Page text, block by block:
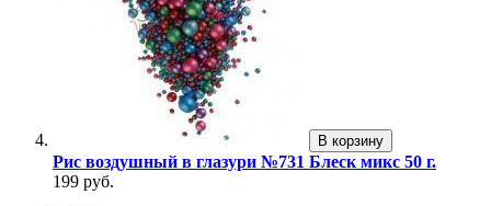
В корзину
Рис воздушный в глазури №731 Блеск микс 50 г.
199 руб.